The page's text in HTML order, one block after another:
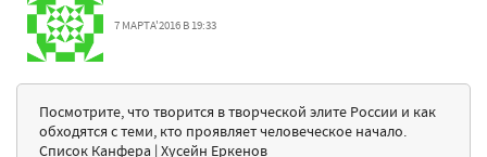
7 МАРТА'2016 В 19:33
Посмотрите, что творится в творческой элите России и как
обходятся с теми, кто проявляет человеческое начало.
Список Канфера | Хусейн Еркенов